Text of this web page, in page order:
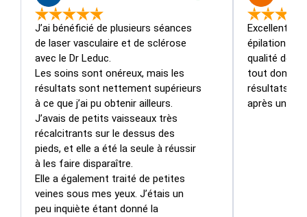
J’ai bénéficié de plusieurs séances
de laser vasculaire et de sclérose
avec le Dr Leduc.
Les soins sont onéreux, mais les
résultats sont nettement supérieurs
à ce que j’ai pu obtenir ailleurs.
J’avais de petits vaisseaux très
récalcitrants sur le dessus des
pieds, et elle a été la seule à réussir
à les faire disparaître.
Elle a également traité de petites
veines sous mes yeux. J’étais un
peu inquiète étant donné la
Excellente
épilation
qualité des
tout donne
résultats
après une